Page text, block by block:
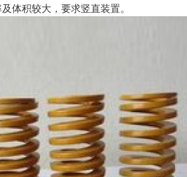
体积较大，要求竖直装置。